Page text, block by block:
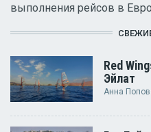
выполнения рейсов в
Red
Эйлат
Анна